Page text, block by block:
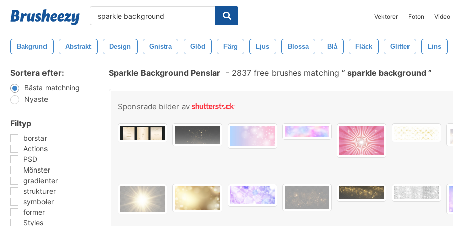
Vektorer Foton Video
Bakgrund Abstrakt Design Gnistra Glöd Färg Ljus Blossa Blå Fläck Glitter Lins
Sortera efter:
Bästa matchning
Nyaste
Filtyp
borstar
Actions
PSD
Mönster
gradienter
strukturer
symboler
former
Styles
Sparkle Background Penslar - 2837 free brushes matching sparkle background
Sponsrade bilder av